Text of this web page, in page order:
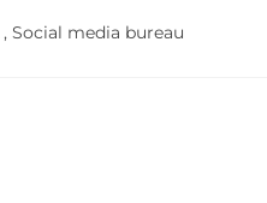
, Social media bureau